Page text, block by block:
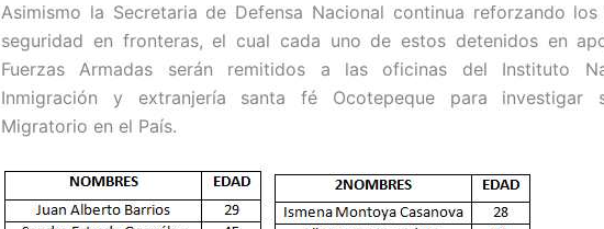
Asimismo la Secretaria de Defensa Nacional continua reforzando
seguridad en fronteras, el cual cada uno de estos detenidos en
Fuerzas Armadas serán remitidos a las oficinas del Instituto
Inmigración y extranjería santa fé Ocotepeque para investigar
Migratorio en el País.